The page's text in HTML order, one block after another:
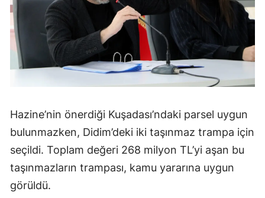
Hazine’nin önerdiği Kuşadası’ndaki parsel uygun
bulunmazken, Didim’deki iki taşınmaz trampa için
seçildi. Toplam değeri 268 milyon TL’yi aşan bu
taşınmazların trampası, kamu yararına uygun
görüldü.